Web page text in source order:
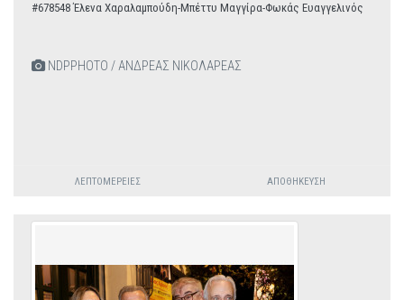
#678548 Έλενα Χαραλαμπούδη-Μπέττυ Μαγγίρα-Φωκάς Ευαγγελινός
NDPPHOTO / ΑΝΔΡΕΑΣ ΝΙΚΟΛΑΡΕΑΣ
ΛΕΠΤΟΜΈΡΕΙΕΣ ΑΠΟΘΉΚΕΥΣΗ